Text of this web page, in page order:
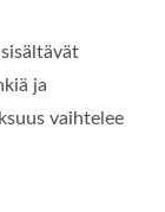
ja
vaihtelee